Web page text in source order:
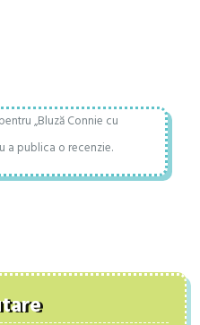
„Bluză Connie cu
a publica o recenzie.